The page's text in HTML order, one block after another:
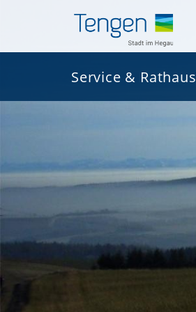
Service & Rathaus